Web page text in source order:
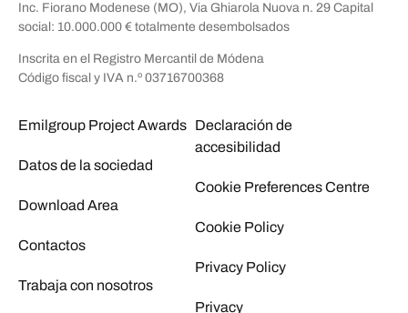
Inc. Fiorano Modenese (MO), Via Ghiarola Nuova n. 29 Capital
social: 10.000.000 € totalmente desembolsados
Inscrita en el Registro Mercantil de Módena
Código fiscal y IVA n.º 03716700368
Emilgroup Project Awards
Datos de la sociedad
Download Area
Contactos
Trabaja con nosotros
Declaración de
accesibilidad
Cookie Preferences Centre
Cookie Policy
Privacy Policy
Privacy